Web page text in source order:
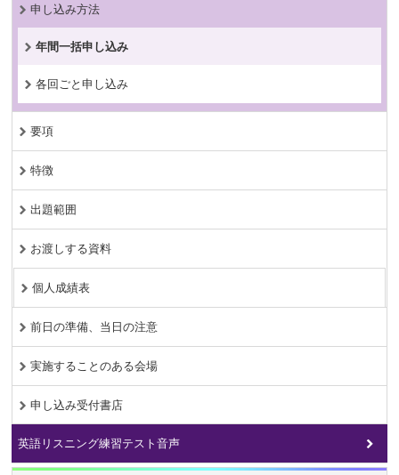
申し込み方法
年間一括申し込み
各回ごと申し込み
要項
特徴
出題範囲
お渡しする資料
個人成績表
前日の準備、当日の注意
実施することのある会場
申し込み受付書店
英語リスニング練習テスト音声